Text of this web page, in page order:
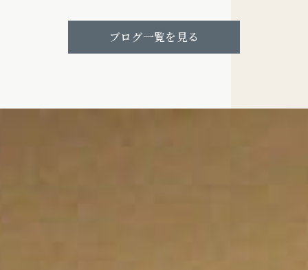
ブログ一覧を見る